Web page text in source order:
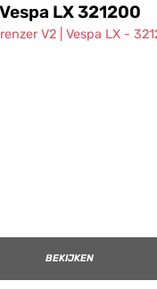
LX 321200
BEKIJKEN